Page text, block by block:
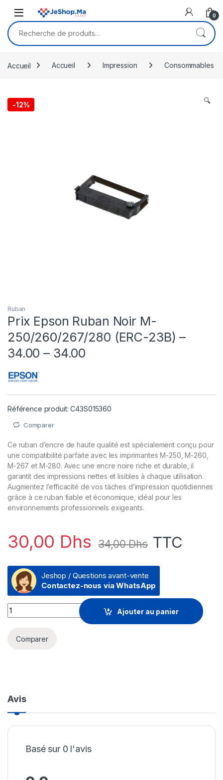
0
Recherche pour :
Accueil Accueil Impression Consommables
-12% 🔍
Ruban
Prix Epson Ruban Noir M-
250/260/267/280 (ERC-23B) –
34.00 – 34.00
Référence produit: C43S015360
Comparer
Ce ruban d’encre de haute qualité est spécialement conçu pour
une compatibilité parfaite avec les imprimantes M-250, M-260,
M-267 et M-280. Avec une encre noire riche et durable, il
garantit des impressions nettes et lisibles à chaque utilisation.
Augmentez l’efficacité de vos tâches d’impression quotidiennes
grâce à ce ruban fiable et économique, idéal pour les
environnements professionnels exigeants.
30,00 Dhs 34,00Dhs TTC
Jeshop / Questions avant-vente
Contactez-nous via WhatsApp
Prix Epson Ruban Noir M-250/260/267/280 (ERC-23B) -
Ajouter au panier
Comparer
Avis
Basé sur 0 l'avis